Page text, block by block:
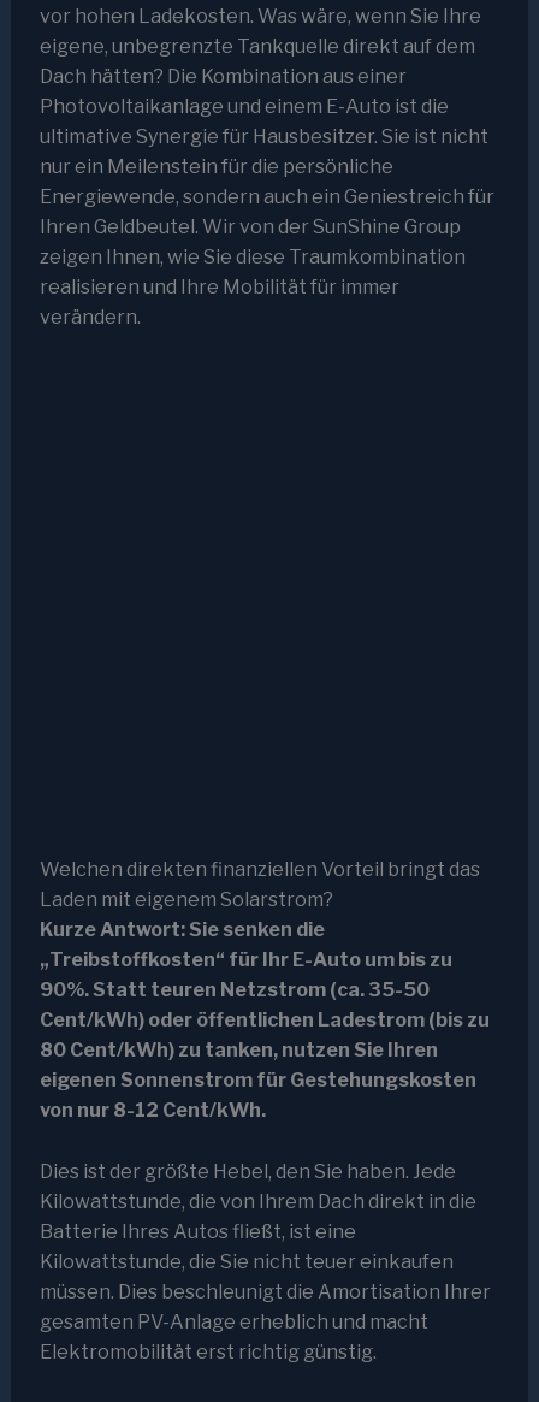
vor hohen Ladekosten. Was wäre, wenn Sie Ihre
eigene, unbegrenzte Tankquelle direkt auf dem
Dach hätten? Die Kombination aus einer
Photovoltaikanlage und einem E-Auto ist die
ultimative Synergie für Hausbesitzer. Sie ist nicht
nur ein Meilenstein für die persönliche
Energiewende, sondern auch ein Geniestreich für
Ihren Geldbeutel. Wir von der SunShine Group
zeigen Ihnen, wie Sie diese Traumkombination
realisieren und Ihre Mobilität für immer
verändern.
Welchen direkten finanziellen Vorteil bringt das
Laden mit eigenem Solarstrom?
Kurze Antwort: Sie senken die
„Treibstoffkosten“ für Ihr E-Auto um bis zu
90%. Statt teuren Netzstrom (ca. 35-50
Cent/kWh) oder öffentlichen Ladestrom (bis zu
80 Cent/kWh) zu tanken, nutzen Sie Ihren
eigenen Sonnenstrom für Gestehungskosten
von nur 8-12 Cent/kWh.
Dies ist der größte Hebel, den Sie haben. Jede
Kilowattstunde, die von Ihrem Dach direkt in die
Batterie Ihres Autos fließt, ist eine
Kilowattstunde, die Sie nicht teuer einkaufen
müssen. Dies beschleunigt die Amortisation Ihrer
gesamten PV-Anlage erheblich und macht
Elektromobilität erst richtig günstig.